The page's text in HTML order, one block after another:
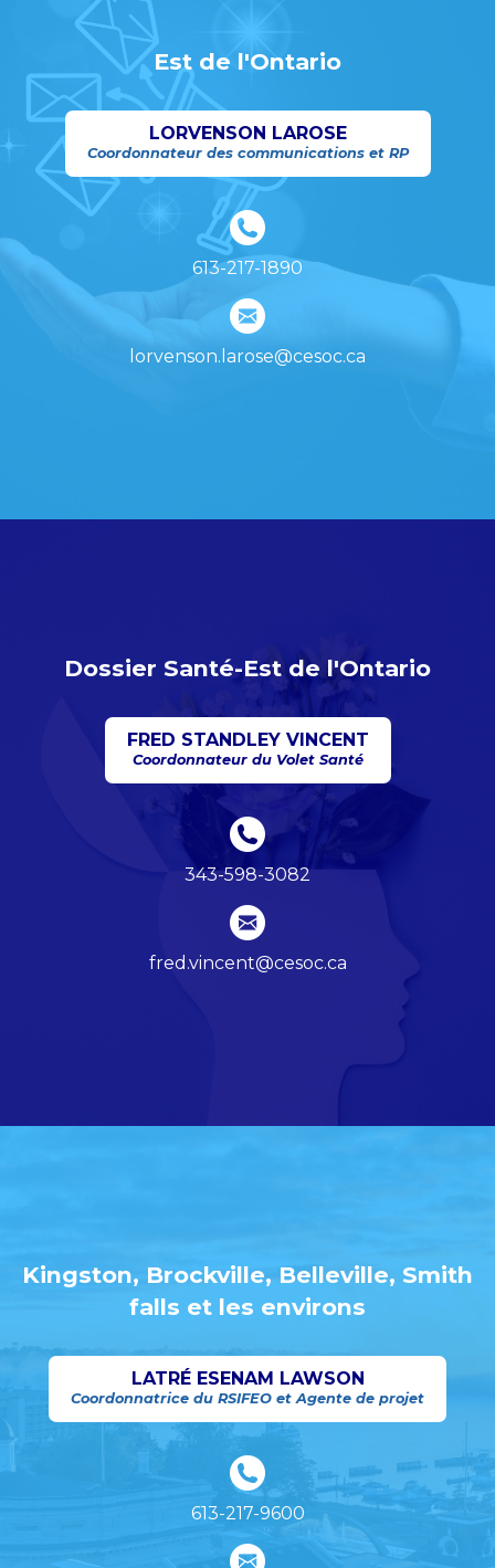
Est de l'Ontario
LORVENSON LAROSE
Coordonnateur des communications et RP
613-217-1890
lorvenson.larose@cesoc.ca
Dossier Santé-Est de l'Ontario
FRED STANDLEY VINCENT
Coordonnateur du Volet Santé
343-598-3082
fred.vincent@cesoc.ca
Kingston, Brockville, Belleville, Smith
falls et les environs
LATRÉ ESENAM LAWSON
Coordonnatrice du RSIFEO et Agente de projet
613-217-9600